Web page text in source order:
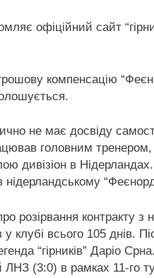
офіційний сайт
компенсацію
не має досвіду
головним тренером,
дивізіон в
розірвання контракту з
всього 105 днів.
“гірників” Даріо
ЛНЗ (3:0) в рамках 11-го